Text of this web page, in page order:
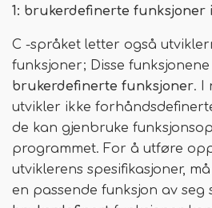
1: brukerdefinerte funksjoner
C -språket letter også
funksjoner; Disse funksjonene
brukerdefinerte funksjoner. I
utvikler ikke
de kan gjenbruke
programmet. For å utføre
utviklerens spesifikasjoner,
en passende funksjon av seg